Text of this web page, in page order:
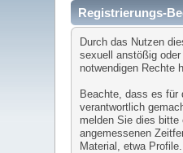
Registrierungs-
Durch das Nutzen
sexuell anstößig
notwendigen Rechte
Beachte, dass es für
verantwortlich
melden Sie dies bitte
angemessenen
Material, etwa Profile.